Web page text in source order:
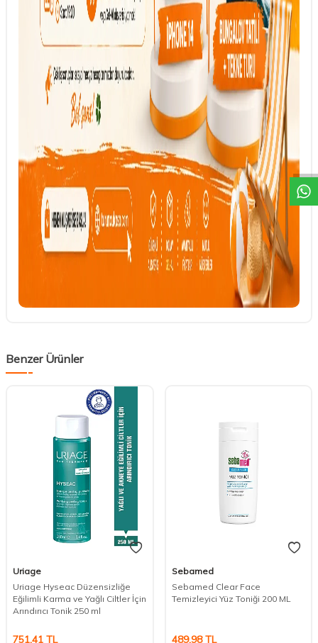
DESTEK
Benzer Ürünler
Uriage
Uriage Hyseac Düzensizliğe
Eğilimli Karma ve Yağlı Ciltler İçin
Arındırıcı Tonik 250 ml
751,41 TL
Sebamed
Sebamed Clear Face
Temizleyici Yüz Toniği 200 ML
489,98TL